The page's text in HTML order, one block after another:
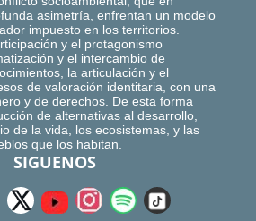
asimetría, enfrentan un modelo
impuesto en los territorios.
y el protagonismo
y el intercambio de
la articulación y el
de valoración identitaria, con una
y de derechos. De esta forma
de alternativas al desarrollo,
de la vida, los ecosistemas, y las
que los habitan.
SIGUENOS